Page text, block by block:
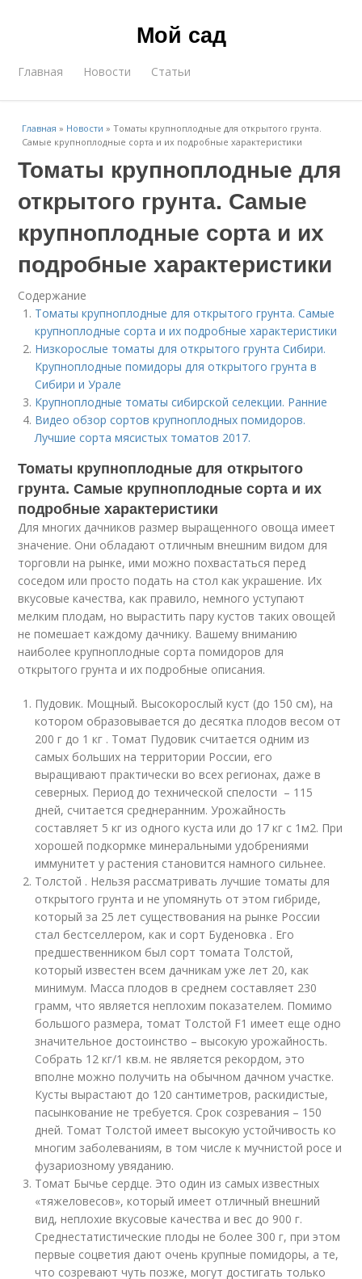
Мой сад
Главная Новости Статьи
Главная » Новости »Томаты крупноплодные для открытого грунта.
Самые крупноплодные сорта и их подробные характеристики
Томаты крупноплодные для
открытого грунта. Самые
крупноплодные сорта и их
подробные характеристики
Содержание
Томаты крупноплодные для открытого грунта. Самые
крупноплодные сорта и их подробные характеристики
Низкорослые томаты для открытого грунта Сибири.
Крупноплодные помидоры для открытого грунта в
Сибири и Урале
Крупноплодные томаты сибирской селекции. Ранние
Видео обзор сортов крупноплодных помидоров.
Лучшие сорта мясистых томатов 2017.
Томаты крупноплодные для открытого
грунта. Самые крупноплодные сорта и их
подробные характеристики
Для многих дачников размер выращенного овоща имеет
значение. Они обладают отличным внешним видом для
торговли на рынке, ими можно похвастаться перед
соседом или просто подать на стол как украшение. Их
вкусовые качества, как правило, немного уступают
мелким плодам, но вырастить пару кустов таких овощей
не помешает каждому дачнику. Вашему вниманию
наиболее крупноплодные сорта помидоров для
открытого грунта и их подробные описания.
Пудовик. Мощный. Высокорослый куст (до 150 см), на
котором образовывается до десятка плодов весом от
200 г до 1 кг . Томат Пудовик считается одним из
самых больших на территории России, его
выращивают практически во всех регионах, даже в
северных. Период до технической спелости – 115
дней, считается среднеранним. Урожайность
составляет 5 кг из одного куста или до 17 кг с 1м2. При
хорошей подкормке минеральными удобрениями
иммунитет у растения становится намного сильнее.
Толстой . Нельзя рассматривать лучшие томаты для
открытого грунта и не упомянуть от этом гибриде,
который за 25 лет существования на рынке России
стал бестселлером, как и сорт Буденовка . Его
предшественником был сорт томата Толстой,
который известен всем дачникам уже лет 20, как
минимум. Масса плодов в среднем составляет 230
грамм, что является неплохим показателем. Помимо
большого размера, томат Толстой F1 имеет еще одно
значительное достоинство – высокую урожайность.
Собрать 12 кг/1 кв.м. не является рекордом, это
вполне можно получить на обычном дачном участке.
Кусты вырастают до 120 сантиметров, раскидистые,
пасынкование не требуется. Срок созревания – 150
дней. Томат Толстой имеет высокую устойчивость ко
многим заболеваниям, в том числе к мучнистой росе и
фузариозному увяданию.
Томат Бычье сердце. Это один из самых известных
«тяжеловесов», который имеет отличный внешний
вид, неплохие вкусовые качества и вес до 900 г.
Среднестатистические плоды не более 300 г, при этом
первые соцветия дают очень крупные помидоры, а те,
что созревают чуть позже, могут достигать только